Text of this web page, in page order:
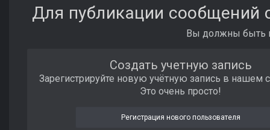
Для публикации сообщений
Вы должны быть
Создать учетную запись
Зарегистрируйте новую учётную запись в нашем
Это очень просто!
Регистрация нового пользователя